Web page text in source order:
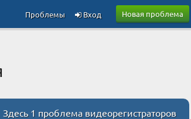
Новая проблема
Вход
Проблемы
Здесь 1 проблема видеорегистраторов